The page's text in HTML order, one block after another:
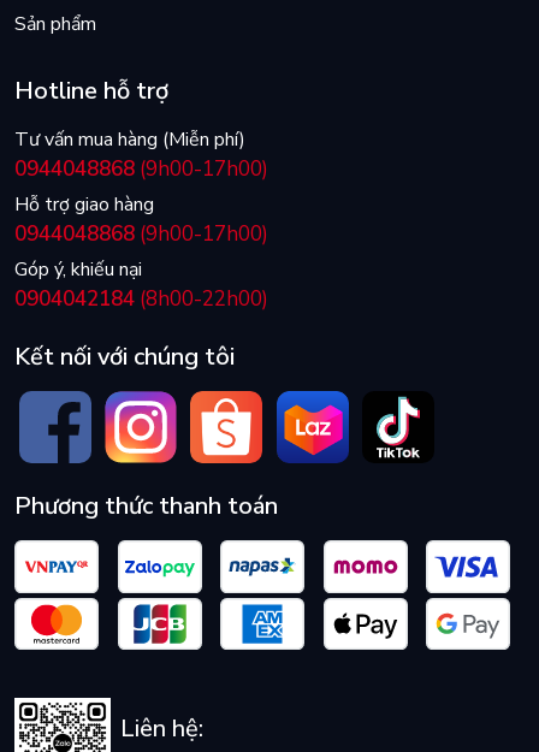
Sản phẩm
Hotline hỗ trợ
Tư vấn mua hàng (Miễn phí)
0944048868 (9h00-17h00)
Hỗ trợ giao hàng
0944048868 (9h00-17h00)
Góp ý, khiếu nại
0904042184 (8h00-22h00)
Kết nối với chúng tôi
Phương thức thanh toán
Liên hệ: